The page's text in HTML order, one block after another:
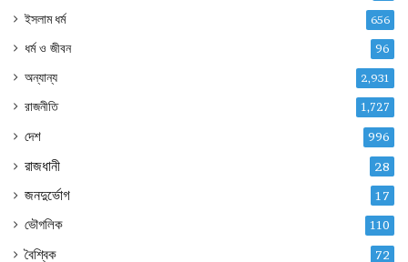
ইসলাম ধর্ম 656
ধর্ম ও জীবন 96
অন্যান্য 2,931
রাজনীতি 1,727
দেশ 996
রাজধানী 28
জনদুর্ভোগ 17
ভৌগলিক 110
বৈশ্বিক 72